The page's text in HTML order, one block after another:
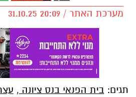
מערכת האתר / 20:09 31.10.25
תגים: בית הפנאי בנס ציונה ,